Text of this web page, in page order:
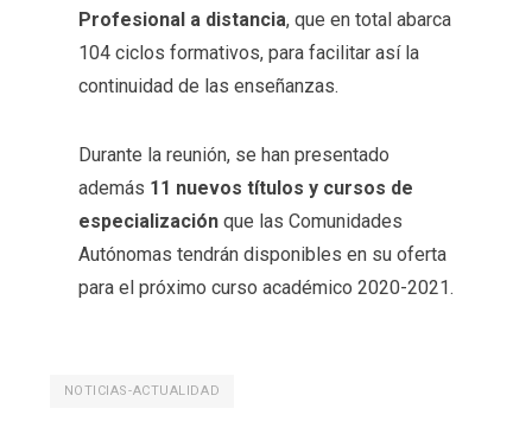
Profesional a distancia, que en total abarca
104 ciclos formativos, para facilitar así la
continuidad de las enseñanzas.
Durante la reunión, se han presentado
además 11 nuevos títulos y cursos de
especializaciónque las Comunidades
Autónomas tendrán disponibles en su oferta
para el próximo curso académico 2020-2021.
NOTICIAS-ACTUALIDAD